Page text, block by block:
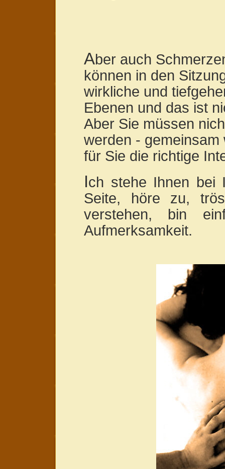
Aber auch
können in den
wirkliche und
Ebenen und das ist
Aber Sie müssen
werden -
für Sie die richtige
Ich stehe Ihnen bei
Seite, höre zu,
verstehen, bin
Aufmerksamkeit.